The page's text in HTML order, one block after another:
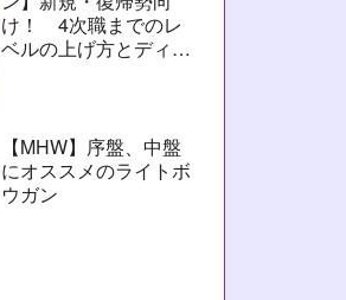
け！ 4次職までのレ
ベルの上げ方とディレ
【MHW】序盤、中盤
にオススメのライトボ
ウガン